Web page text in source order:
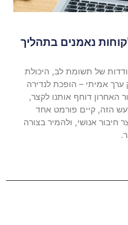
נאמנים בתהליך
של תשומת לב, היכולת
ערך אמיתי – הופכת לנדירה
האחרון דוחף אותנו לקצר,
הזה, קיים פורמט אחד
אנושי, ולהמיר בצורה